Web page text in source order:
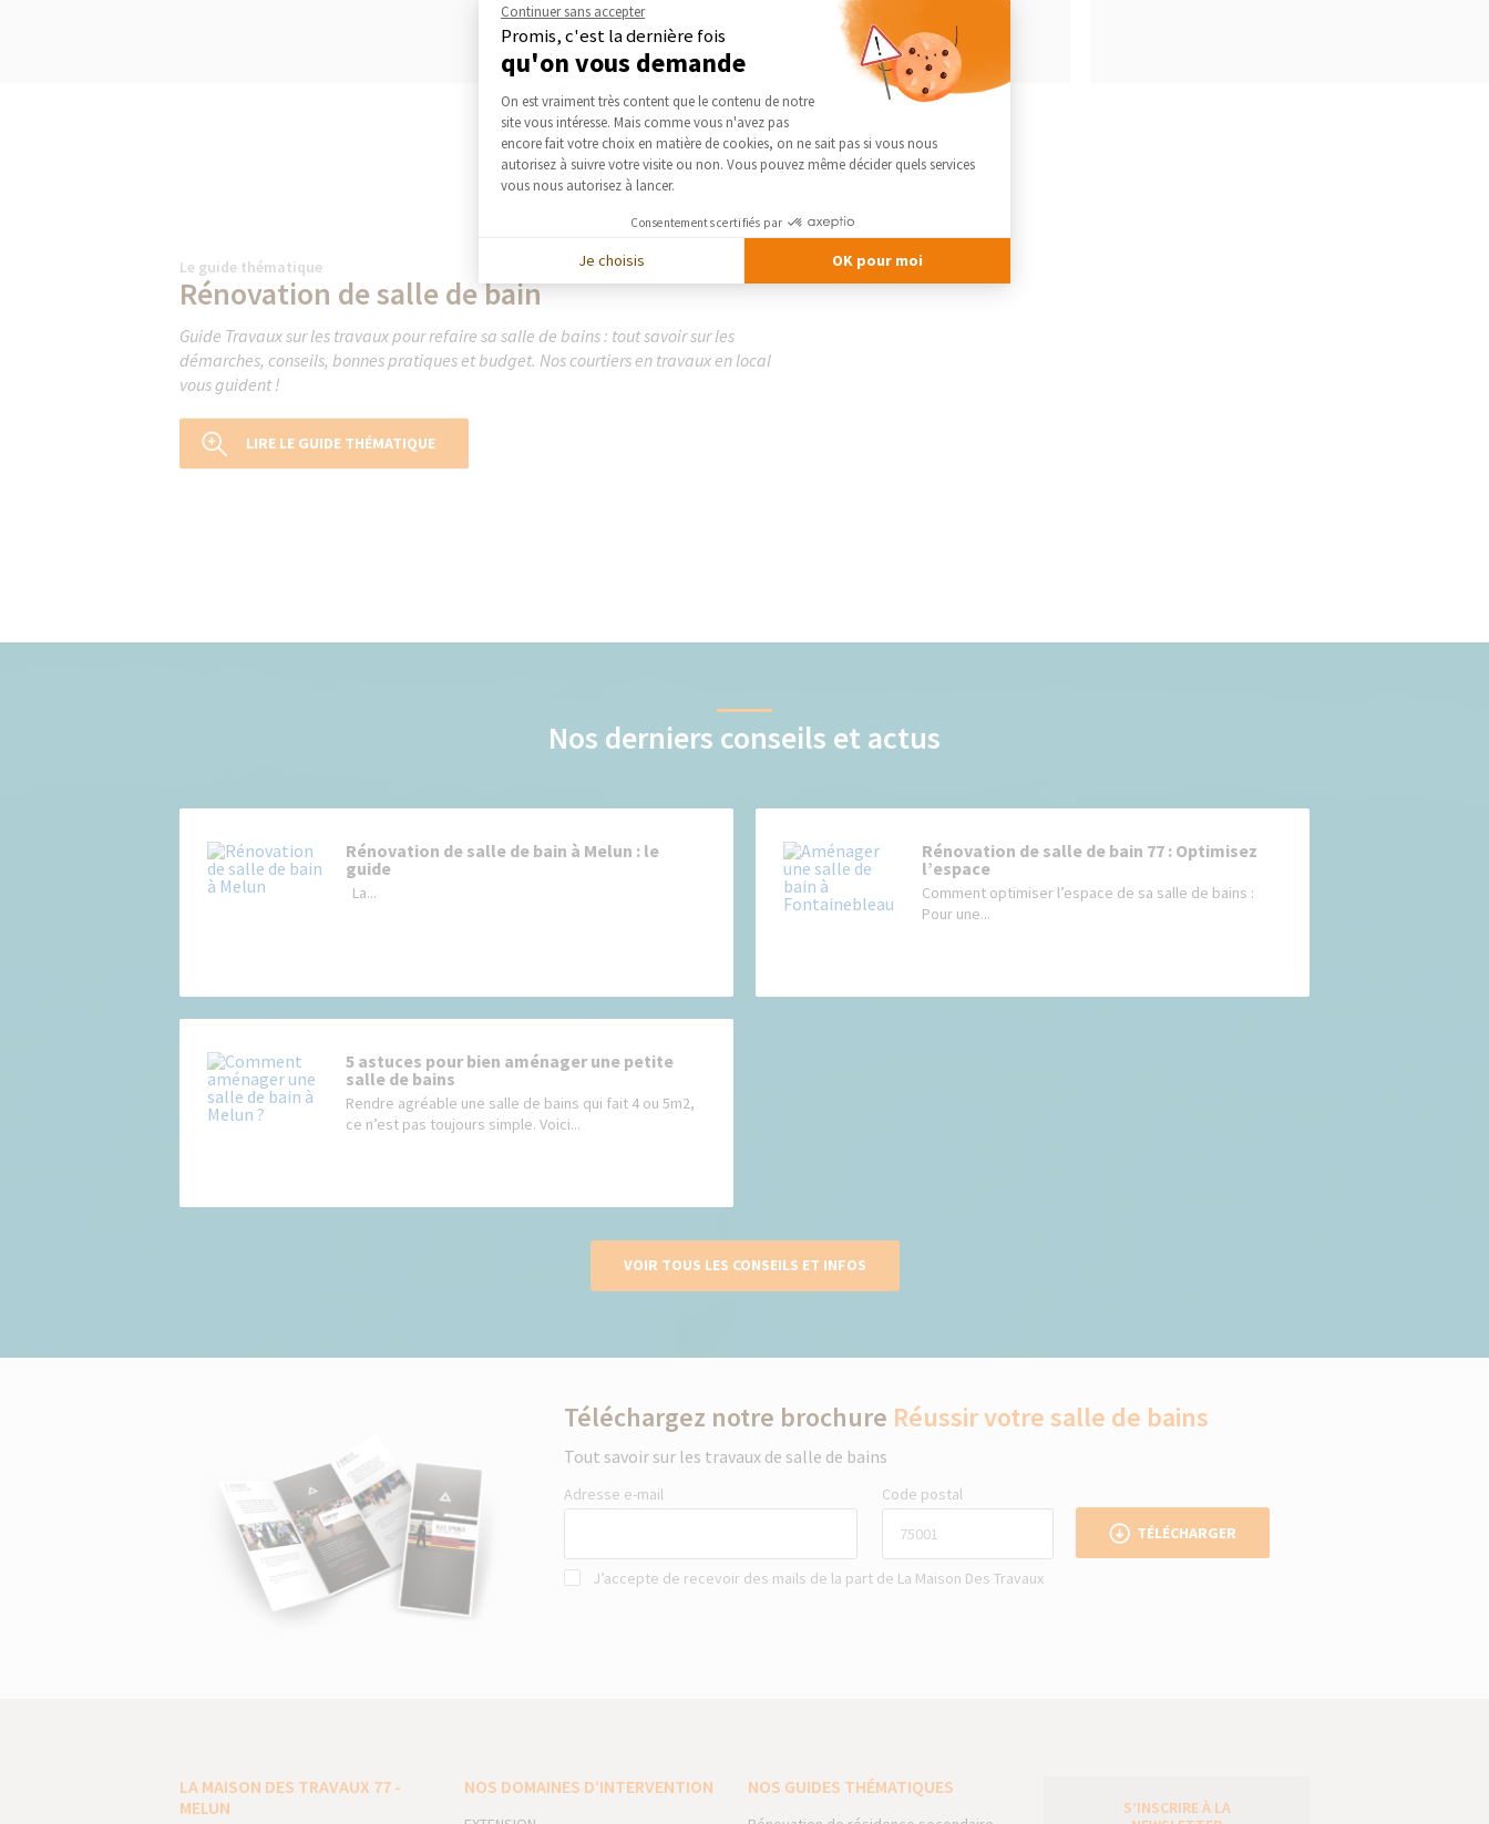
DEMANDER UN DEVIS GRATUIT
Le guide thématique
Rénovation de salle de bain
Guide Travaux sur les travaux pour refaire sa salle de bains : tout savoir sur les
démarches, conseils, bonnes pratiques et budget. Nos courtiers en travaux en local
vous guident !
LIRE LE GUIDE THÉMATIQUE
Nos derniers conseils et actus
Rénovation de salle de bain à Melun : le
guide
La...
Rénovation de salle de bain 77 : Optimisez
l’espace
Comment optimiser l’espace de sa salle de bains :
Pour une...
5 astuces pour bien aménager une petite
salle de bains
Rendre agréable une salle de bains qui fait 4 ou 5m2,
ce n’est pas toujours simple. Voici...
VOIR TOUS LES CONSEILS ET INFOS
Téléchargez notre brochure Réussir votre salle de bains
Tout savoir sur les travaux de salle de bains
Adresse e-mail Code postal
J’accepte de recevoir des mails de la part de La Maison Des Travaux
TÉLÉCHARGER
LA MAISON DES TRAVAUX 77 -
MELUN
NOS DOMAINES D’INTERVENTION NOS GUIDES THÉMATIQUES
S’INSCRIRE À LA
Continuer sans accepter
Promis, c'est la dernière fois
qu'on vous demande
Plateforme de Gestion du Consentement : Personnalisez vos Options
On est vraiment très content que le contenu de notre
site vous intéresse. Mais comme vous n'avez pas
encore fait votre choix en matière de cookies, on ne sait pas si vous nous
autorisez à suivre votre visite ou non. Vous pouvez même décider quels services
vous nous autorisez à lancer.
Consentements certifiés par
Je choisis OK pour moi
Axeptio consent